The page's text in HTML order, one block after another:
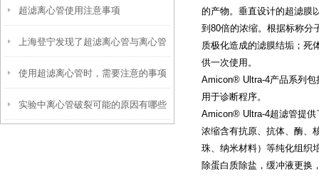
超滤离心管使用注意事项
上海登宁发现了超滤离心管与离心管
之间的小秘密
使用超滤离心管时，需要注意的事项
实验中离心管破裂可能的原因有哪些
的产物。垂直设计的超滤膜
到80倍的浓缩。根据标称分
质极化造成的滤膜结垢；死
供一次使用。
Amicon® Ultra-4产品系列包
用于诊断程序。
Amicon® Ultra-4超滤管提
浓缩含有抗原、抗体、酶、
珠、纳米材料）等纯化组织
除蛋白质除盐，缓冲液更换